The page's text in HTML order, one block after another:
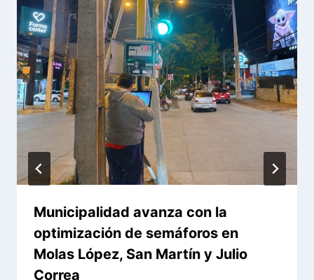
Municipalidad avanza con la
optimización de semáforos en
Molas López, San Martín y Julio
Correa